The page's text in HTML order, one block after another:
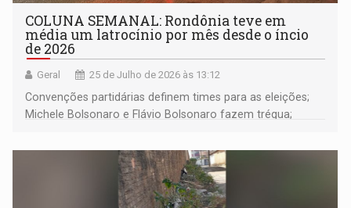
COLUNA SEMANAL: Rondônia teve em
média um latrocínio por mês desde o íncio
de 2026
Geral 25 de Julho de 2026 às 13:12
Convenções partidárias definem times para as eleições;
Michele Bolsonaro e Flávio Bolsonaro fazem trégua;
mais